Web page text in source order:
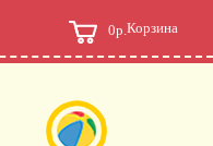
Корзина
0р.